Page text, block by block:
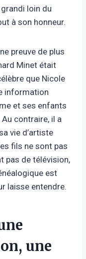
loin du
à son honneur.
preuve de plus
Minet était
que Nicole
information
et ses enfants
contraire, il a
vie d’artiste
fils ne sont pas
pas de télévision,
est
laisse entendre.
une